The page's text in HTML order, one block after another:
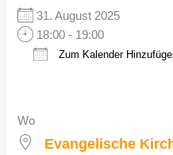
31. August 2025
18:00 - 19:00
Zum Kalender
Wo
Evangelische